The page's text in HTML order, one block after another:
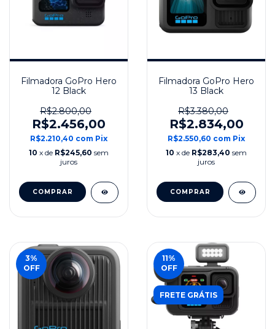
Filmadora GoPro Hero
12 Black
R$2.800,00
R$2.456,00
R$2.210,40 com Pix
10 x de R$245,60 sem
juros
Filmadora GoPro Hero
13 Black
R$3.380,00
R$2.834,00
R$2.550,60 com Pix
10 x de R$283,40 sem
juros
3%
OFF
11%
OFF
FRETE GRÁTIS